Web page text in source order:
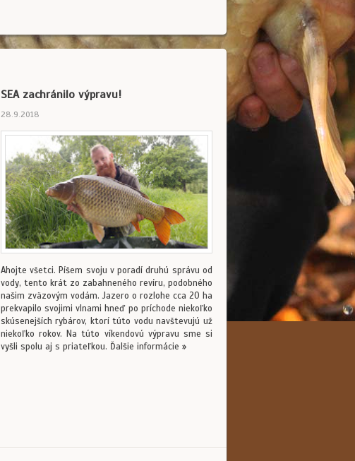
SEA zachránilo výpravu!
28.9.2018
Ahojte všetci. Píšem svoju v poradí druhú správu od
vody, tento krát zo zabahneného revíru, podobného
našim zväzovým vodám. Jazero o rozlohe cca 20 ha
prekvapilo svojimi vlnami hneď po príchode niekoľko
skúsenejších rybárov, ktorí túto vodu navštevujú už
niekoľko rokov. Na túto víkendovú výpravu sme si
vyšli spolu aj s priateľkou. Ďalšie informácie »